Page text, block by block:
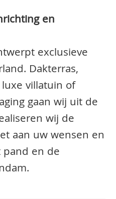
en
exclusieve
Dakterras,
villatuin of
gaan wij uit de
wij de
aan uw wensen en
en de